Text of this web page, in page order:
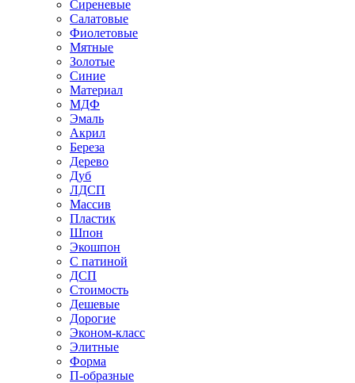
Сиреневые
Салатовые
Фиолетовые
Мятные
Золотые
Синие
Материал
МДФ
Эмаль
Акрил
Береза
Дерево
Дуб
ЛДСП
Массив
Пластик
Шпон
Экошпон
С патиной
ДСП
Стоимость
Дешевые
Дорогие
Эконом-класс
Элитные
Форма
П-образные